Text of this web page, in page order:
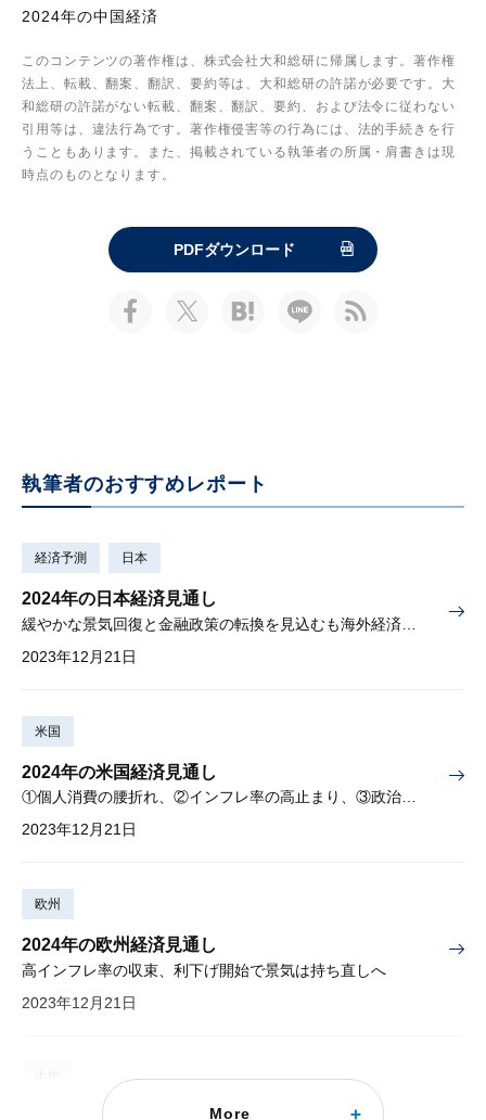
2024年の中国経済
このコンテンツの著作権は、株式会社大和総研に帰属します。著作権
法上、転載、翻案、翻訳、要約等は、大和総研の許諾が必要です。大
和総研の許諾がない転載、翻案、翻訳、要約、および法令に従わない
引用等は、違法行為です。著作権侵害等の行為には、法的手続きを行
うこともあります。また、掲載されている執筆者の所属・肩書きは現
時点のものとなります。
PDFダウンロード
執筆者のおすすめレポート
経済予測 日本
2024年の日本経済見通し
2023年12月21日
米国
2024年の米国経済見通し
①個人消費の腰折れ、②インフレ率の高止まり、③政治の停滞がリスク
2023年12月21日
欧州
2024年の欧州経済見通し
高インフレ率の収束、利下げ開始で景気は持ち直しへ
2023年12月21日
More